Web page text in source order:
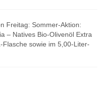
Freitag: Sommer-Aktion:
– Natives Bio-Olivenöl Extra
sowie im 5,00-Liter-